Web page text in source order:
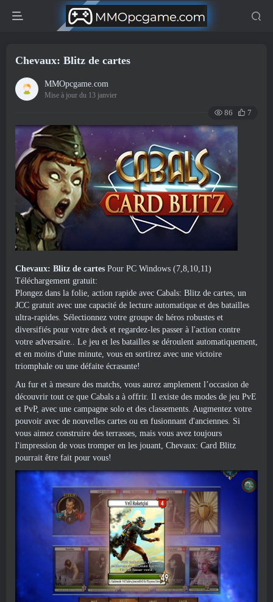
Chevaux: Blitz de cartes
MMOpcgame.com
Mise à jour du 13 janvier
86 7
Chevaux: Blitz de cartes Pour PC Windows (7,8,10,11)
Téléchargement gratuit:
Plongez dans la folie, action rapide avec Cabals: Blitz de cartes, un
JCC gratuit avec une capacité de lecture automatique et des batailles
ultra-rapides. Sélectionnez votre groupe de héros robustes et
diversifiés pour votre deck et regardez-les passer à l'action contre
votre adversaire.. Le jeu et les batailles se déroulent automatiquement,
et en moins d'une minute, vous en sortirez avec une victoire
triomphale ou une défaite écrasante!
Au fur et à mesure des matchs, vous aurez amplement l’occasion de
découvrir tout ce que Cabals a à offrir. Il existe des modes de jeu PvE
et PvP, avec une campagne solo et des classements. Augmentez votre
pouvoir avec de nouvelles cartes ou en fusionnant d'anciennes. Si
vous aimez construire des terrasses, mais vous avez toujours
l'impression de vous tromper en les jouant, Chevaux: Card Blitz
pourrait être fait pour vous!